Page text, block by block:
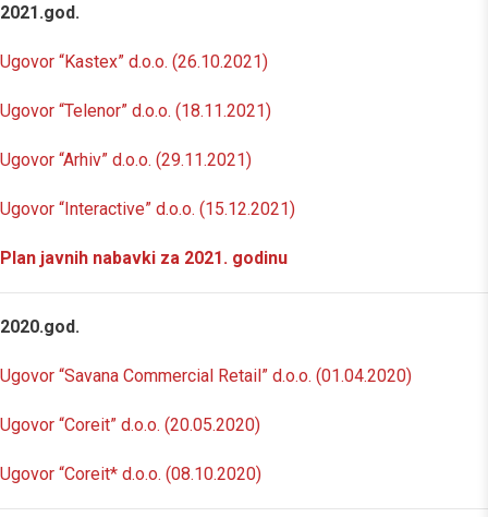
2021.god.
Ugovor “Kastex” d.o.o. (26.10.2021)
Ugovor “Telenor” d.o.o. (18.11.2021)
Ugovor “Arhiv” d.o.o. (29.11.2021)
Ugovor “Interactive” d.o.o. (15.12.2021)
Plan javnih nabavki za 2021. godinu
2020.god.
Ugovor “Savana Commercial Retail” d.o.o. (01.04.2020)
Ugovor “Coreit” d.o.o. (20.05.2020)
Ugovor “Coreit* d.o.o. (08.10.2020)